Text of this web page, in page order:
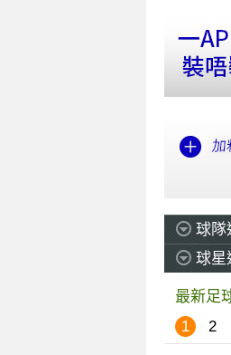
球隊
球星
最新足
1
2